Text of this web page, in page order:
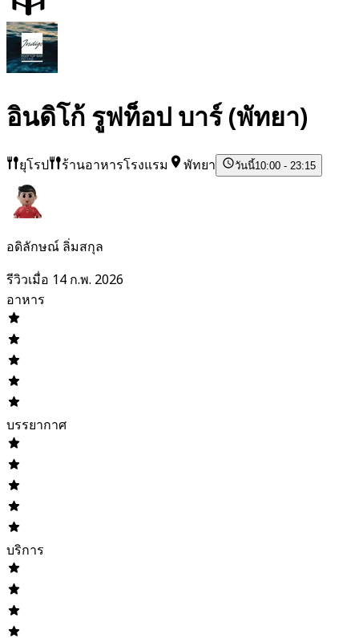
อินดิโก้ รูฟท็อป บาร์ (พัทยา)
ยุโรป ร้านอาหารโรงแรม พัทยา วันนี้10:00 - 23:15
อดิลักษณ์ ลิ่มสกุล
รีวิวเมื่อ 14 ก.พ. 2026
อาหาร
บรรยากาศ
บริการ